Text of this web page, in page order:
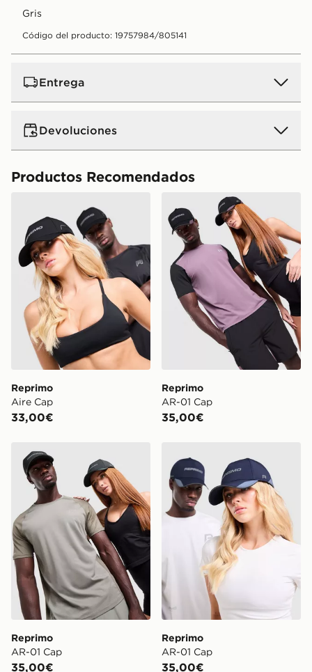
gris
Código del producto: 19757984/805141
Entrega
Devoluciones
Productos Recomendados
Reprimo
Aire Cap
33,00€
Reprimo AR-01 Cap
Reprimo
AR-01 Cap
35,00€
Reprimo AR-01 Cap
Reprimo
AR-01 Cap
35,00€
Reprimo
AR-01 Cap
35,00€